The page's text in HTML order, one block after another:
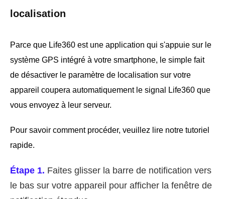
localisation
Parce que Life360 est une application qui s'appuie sur le
système GPS intégré à votre smartphone, le simple fait
de désactiver le paramètre de localisation sur votre
appareil coupera automatiquement le signal Life360 que
vous envoyez à leur serveur.
Pour savoir comment procéder, veuillez lire notre tutoriel
rapide.
Étape 1. Faites glisser la barre de notification vers
le bas sur votre appareil pour afficher la fenêtre de